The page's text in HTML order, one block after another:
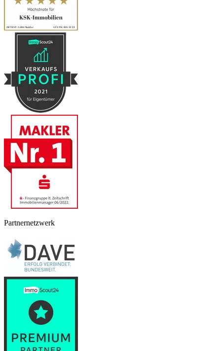
Partnernetzwerk